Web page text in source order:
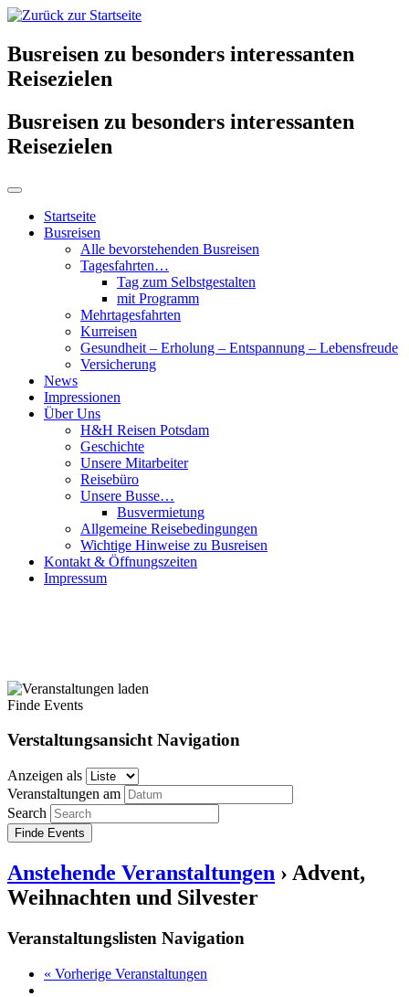
Busreisen zu besonders interessanten
Reisezielen
Busreisen zu besonders interessanten
Reisezielen
Startseite
Busreisen
Alle bevorstehenden Busreisen
Tagesfahrten…
Tag zum Selbstgestalten
mit Programm
Mehrtagesfahrten
Kurreisen
Gesundheit – Erholung – Entspannung – Lebensfreude
Versicherung
News
Impressionen
Über Uns
H&H Reisen Potsdam
Geschichte
Unsere Mitarbeiter
Reisebüro
Unsere Busse…
Busvermietung
Allgemeine Reisebedingungen
Wichtige Hinweise zu Busreisen
Kontakt & Öffnungszeiten
Impressum
Finde Events
Verstaltungsansicht Navigation
Anzeigen als
Veranstaltungen am
Search
Anstehende Veranstaltungen › Advent,
Weihnachten und Silvester
Veranstaltungslisten Navigation
« Vorherige Veranstaltungen